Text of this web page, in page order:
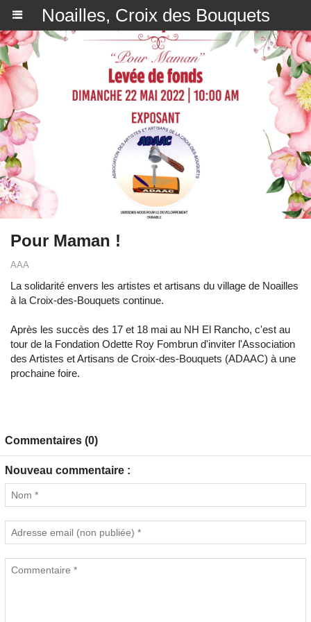
Noailles, Croix des Bouquets
Pour Maman !
AAA
La solidarité envers les artistes et artisans du village de Noailles
à la Croix-des-Bouquets continue.
Après les succès des 17 et 18 mai au NH El Rancho, c'est au
tour de la Fondation Odette Roy Fombrun d'inviter l'Association
des Artistes et Artisans de Croix-des-Bouquets (ADAAC) à une
prochaine foire.
Commentaires (0)
Nouveau commentaire :